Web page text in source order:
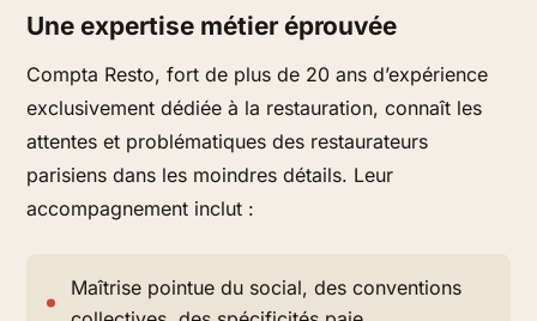
Une expertise métier éprouvée
Compta Resto, fort de plus de 20 ans d’expérience
exclusivement dédiée à la restauration, connaît les
attentes et problématiques des restaurateurs
parisiens dans les moindres détails. Leur
accompagnement inclut :
Maîtrise pointue du social, des conventions